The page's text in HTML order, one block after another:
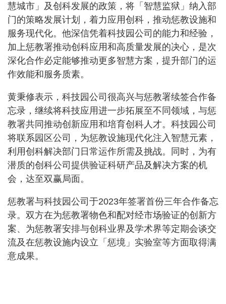
慧城市」及创科发展的政策，将「智慧监狱」纳入部
门的策略发展计划，着力应用创科，推动惩教设施和
服务现代化。他深信凭着科技园公司的能力和经验，
加上惩教署推动创科应用和高质量发展的决心，是次
深化合作必定能够推动更多智慧方案，提升部门的运
作效能和服务质素。
黄秉修表示，科技园公司很高兴与惩教署续签合作备
忘录，继续将科技应用进一步拓展至不同领域，与惩
教署共同推动创新应用和培育创科人才。科技园公司
将联系园区公司，为惩教设施现代化注入智慧元素，
利用创科解决部门日常运作所需及挑战。同时，为有
潜质的创科公司提供验证科研产品及解决方案的机
会，达至双赢局面。
惩教署与科技园公司于2023年签署首份三年合作备忘
录。双方在为惩教署物色和配对经市场验证的创新方
案、为惩教署安排与创科业界及学术界等定期会谈交
流及在惩教设施内设立「惩境」实验室等方面取得满
意成果。